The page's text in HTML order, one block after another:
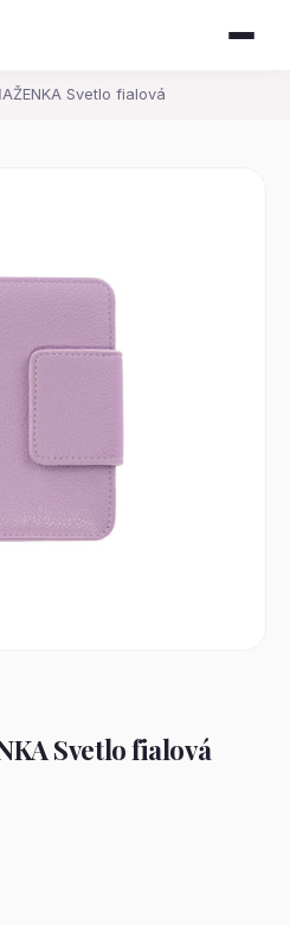
Svetlo fialová
Svetlo fialová